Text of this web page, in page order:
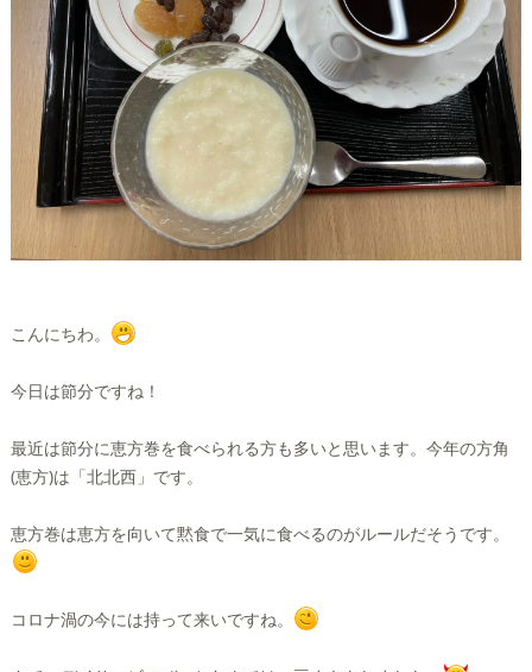
こんにちわ。
今日は節分ですね！
最近は節分に恵方巻を食べられる方も多いと思います。今年の方角
(恵方)は「北北西」です。
恵方巻は恵方を向いて黙食で一気に食べるのがルールだそうです。
コロナ渦の今には持って来いですね。